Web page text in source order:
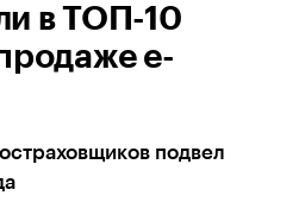
в ТОП-10
е-
подвел